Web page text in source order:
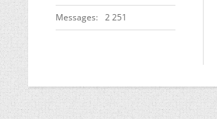
Messages 2 251